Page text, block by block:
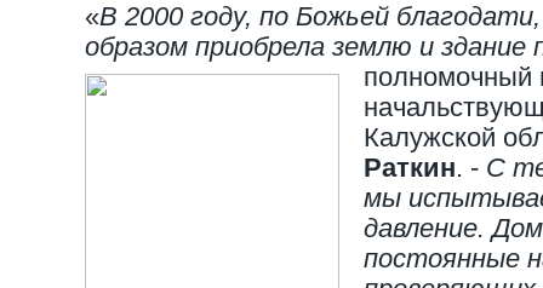
«В 2000 году, по Божьей
образом приобрела землю и здание
полномочный
Калужской
Раткин. - С
мы
давление.
постоянные